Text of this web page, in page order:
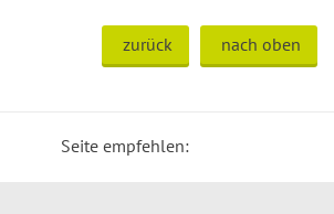
zurück nach oben
Seite empfehlen: